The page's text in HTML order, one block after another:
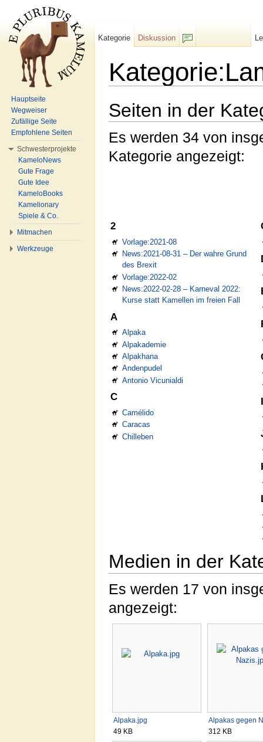
Seiten in der
Es werden 34 von
Kategorie angezeigt:
2
Vorlage:2021-08
News:2021-08-31 – Der wahre Grund
des Brexit
Vorlage:2022-02
News:2022-02-28 – Karneval 2022:
Kurse statt Kamellen im freien Fall
A
Alpaka
Alpakademie
Alpakhana
Andenpudel
Antonio Vicunialdi
C
Camélido
Caracas
Chilleben
I
Medien in der
Es werden 17 von
angezeigt:
Alpaka.jpg
49 KB
Alpakas gegen
312 KB
Kategorie
Diskussion
Hauptseite
Wegweiser
Zufällige Seite
Empfohlene Seiten
Schwesterprojekte
KameloNews
Gute Frage
Gute Idee
KameloBooks
Kamelionary
Spiele & Co.
Mitmachen
Werkzeuge